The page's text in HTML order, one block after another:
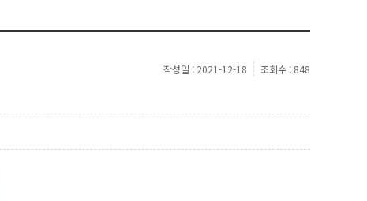
작성일 : 2021-12-18 조회수 : 848